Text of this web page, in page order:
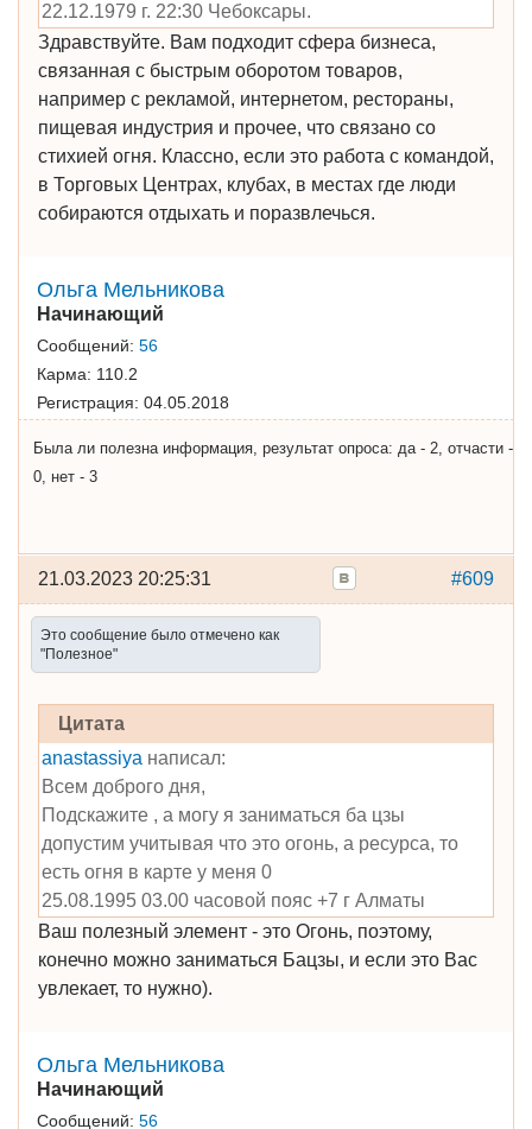
22.12.1979 г. 22:30 Чебоксары.
Здравствуйте. Вам подходит сфера бизнеса,
связанная с быстрым оборотом товаров,
например с рекламой, интернетом, рестораны,
пищевая индустрия и прочее, что связано со
стихией огня. Классно, если это работа с командой,
в Торговых Центрах, клубах, в местах где люди
собираются отдыхать и поразвлечься.
Ольга Мельникова
Начинающий
Сообщений: 56
Карма: 110.2
Регистрация: 04.05.2018
Была ли полезна информация, результат опроса: да - 2, отчасти -
0, нет - 3
#609
21.03.2023 20:25:31
Это сообщение было отмечено как
"Полезное"
Цитата
anastassiya написал:
Всем доброго дня,
Подскажите , а могу я заниматься ба цзы
допустим учитывая что это огонь, а ресурса, то
есть огня в карте у меня 0
25.08.1995 03.00 часовой пояс +7 г Алматы
Ваш полезный элемент - это Огонь, поэтому,
конечно можно заниматься Бацзы, и если это Вас
увлекает, то нужно).
Ольга Мельникова
Начинающий
Сообщений: 56